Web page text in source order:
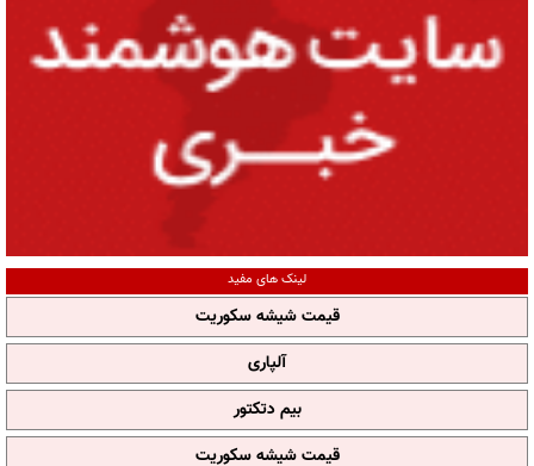
لینک های مفید
قیمت شیشه سکوریت
آلپاری
بیم دتکتور
قیمت شیشه سکوریت